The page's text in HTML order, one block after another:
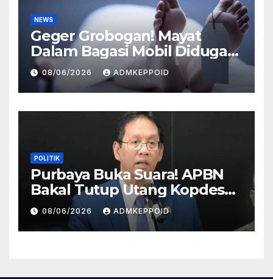
NEWS
Geger Grobogan! Mayat
Dalam Bagasi Mobil Diduga
Terkait Hilangnya Bos Konter
HP
08/06/2026 ADMKEPPOID
POLITIK
Purbaya Buka Suara! APBN
Bakal Tutup Utang Kopdes
Rp 240 Triliun, Cicilan Rp 40
Triliun per Tahun
08/06/2026 ADMKEPPOID